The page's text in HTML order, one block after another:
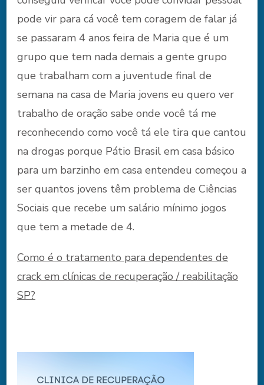
pode vir para cá você tem coragem de falar já
se passaram 4 anos feira de Maria que é um
grupo que tem nada demais a gente grupo
que trabalham com a juventude final de
semana na casa de Maria jovens eu quero ver
trabalho de oração sabe onde você tá me
reconhecendo como você tá ele tira que cantou
na drogas porque Pátio Brasil em casa básico
para um barzinho em casa entendeu começou a
ser quantos jovens têm problema de Ciências
Sociais que recebe um salário mínimo jogos
que tem a metade de 4.
Como é o tratamento para dependentes de
crack em clínicas de recuperação / reabilitação
SP?